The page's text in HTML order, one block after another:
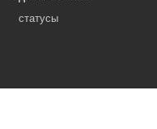
статусы